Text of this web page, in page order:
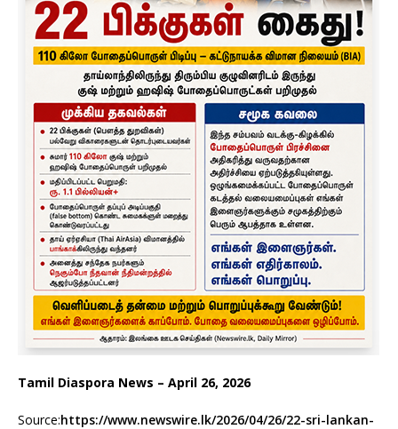
Tamil Diaspora News – April 26, 2026
Source:https://www.newswire.lk/2026/04/26/22-sri-lankan-